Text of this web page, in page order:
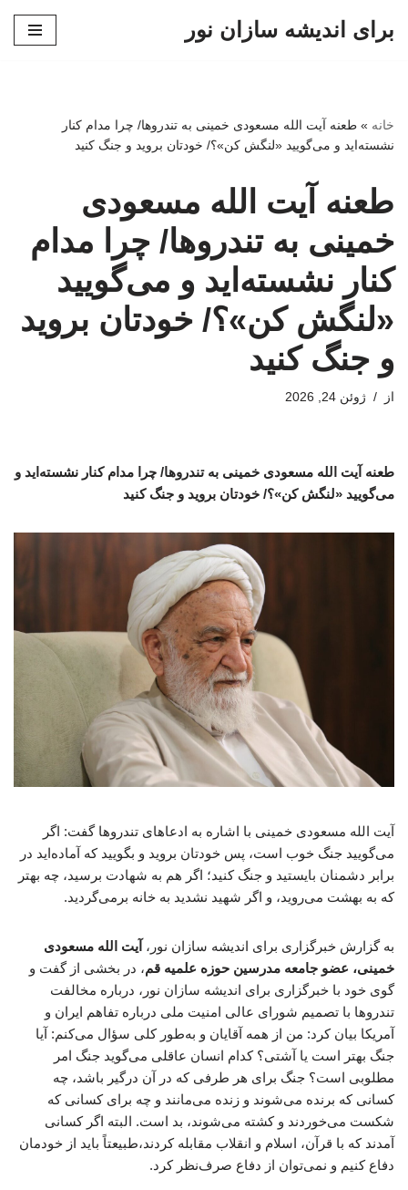
برای اندیشه سازان نور
خانه » طعنه آیت الله مسعودی خمینی به تندروها/ چرا مدام کنار
نشسته‌اید و می‌گویید «لنگش کن»؟/ خودتان بروید و جنگ کنید
طعنه آیت الله مسعودی
خمینی به تندروها/ چرا مدام
کنار نشسته‌اید و می‌گویید
«لنگش کن»؟/ خودتان بروید
و جنگ کنید
از ژوئن 24, 2026
طعنه آیت الله مسعودی خمینی به تندروها/ چرا مدام کنار نشسته‌اید و
می‌گویید «لنگش کن»؟/ خودتان بروید و جنگ کنید
آیت الله مسعودی خمینی با اشاره به ادعاهای تندروها گفت: اگر
می‌گویید جنگ خوب است، پس خودتان بروید و بگویید که آماده‌اید در
برابر دشمنان بایستید و جنگ کنید؛ اگر هم به شهادت برسید، چه بهتر
که به بهشت می‌روید، و اگر شهید نشدید به خانه برمی‌گردید.
به گزارش خبرگزاری برای اندیشه سازان نور، آیت الله مسعودی
خمینی، عضو جامعه مدرسین حوزه علمیه قم، در بخشی از گفت و
گوی خود با خبرگزاری برای اندیشه سازان نور، درباره مخالفت
تندروها با تصمیم شورای عالی امنیت ملی درباره تفاهم ایران و
آمریکا بیان کرد: من از همه آقایان و به‌طور کلی سؤال می‌کنم: آیا
جنگ بهتر است یا آشتی؟ کدام انسان عاقلی می‌گوید جنگ امر
مطلوبی است؟ جنگ برای هر طرفی که در آن درگیر باشد، چه
کسانی که برنده می‌شوند و زنده می‌مانند و چه برای کسانی که
شکست می‌خوردند و کشته می‌شوند، بد است. البته اگر کسانی
آمدند که با قرآن، اسلام و انقلاب مقابله کردند،طبیعتاً باید از خودمان
دفاع کنیم و نمی‌توان از دفاع صرف‌نظر کرد.